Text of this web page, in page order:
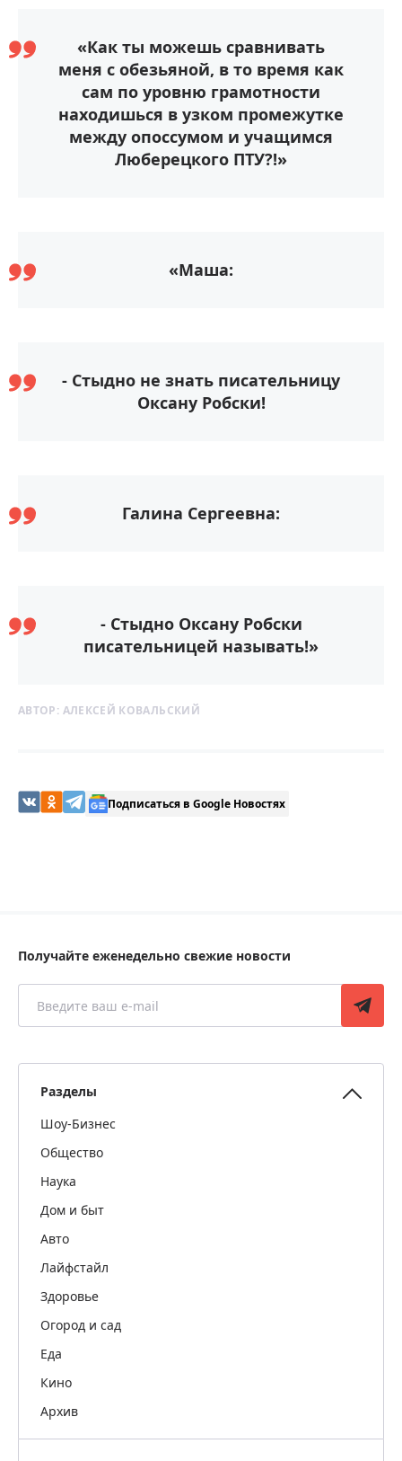
«Как ты можешь сравнивать
меня с обезьяной, в то время как
сам по уровню грамотности
находишься в узком промежутке
между опоссумом и учащимся
Люберецкого ПТУ?!»
«Маша:
- Стыдно не знать писательницу
Оксану Робски!
Галина Сергеевна:
- Стыдно Оксану Робски
писательницей называть!»
АВТОР: АЛЕКСЕЙ КОВАЛЬСКИЙ
Подписаться в Google Новостях
Получайте еженедельно свежие новости
Разделы
Шоу-Бизнес
Общество
Наука
Дом и быт
Авто
Лайфстайл
Здоровье
Огород и сад
Еда
Кино
Архив